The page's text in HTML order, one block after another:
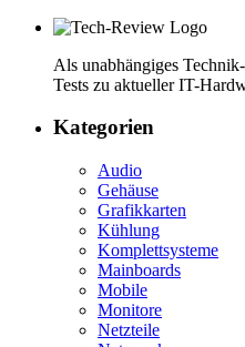
Als unabhängiges
Tests zu aktueller IT-
Kategorien
Audio
Gehäuse
Grafikkarten
Kühlung
Komplettsysteme
Mainboards
Mobile
Monitore
Netzteile